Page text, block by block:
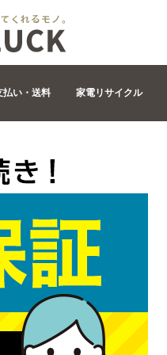
払い・送料 家電リサイクル